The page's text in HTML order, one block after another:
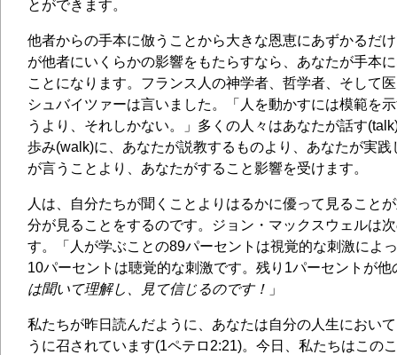
とができます。
他者からの手本に倣うことから大きな恩恵にあずかるだ
が他者にいくらかの影響をもたらすなら、あなたが手本
ことになります。フランス人の神学者、哲学者、そして
シュバイツァーは言いました。「人を動かすには模範を
うより、それしかない。」多くの人々はあなたが話す
歩み(walk)に、あなたが説教するものより、あなたが実
が言うことより、あなたがすること影響を受けます。
人は、自分たちが聞くことよりはるかに優って見ること
分が見ることをするのです。ジョン・マックスウェルは
す。「人が学ぶことの89パーセントは視覚的な刺激によ
10パーセントは聴覚的な刺激です。残り1パーセントが
は聞いて理解し、見て信じるのです！ 」
私たちが昨日読んだように、あなたは自分の人生におい
うに召されています(1ペテロ2:21)。今日、私たちはこの